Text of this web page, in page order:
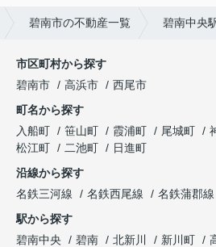
碧南市の不動産一覧 碧南中央
市区町村から探す
碧南市
高浜市
西尾市
町名から探す
入船町
笹山町 霞浦町 尾城町
松江町
二池町
日進町
沿線から探す
名鉄三河線
名鉄西尾線
名鉄蒲郡線
駅から探す
碧南中央
碧南 北新川 新川町